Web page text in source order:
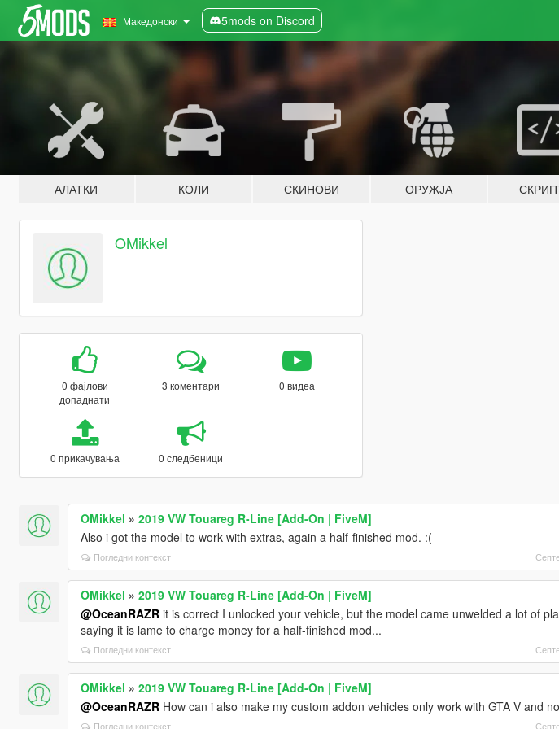
Македонски 5mods on Discord
АЛАТКИ КОЛИ СКИНОВИ ОРУЖЈА
OMikkel
0 фајлови
допаднати
3 коментари 0 видеа
0 прикачувања 0 следбеници
OMikkel » 2019 VW Touareg R-Line [Add-On | FiveM]
Also i got the model to work with extras, again a half-finished mod. :(
Погледни контекст
OMikkel » 2019 VW Touareg R-Line [Add-On | FiveM]
@OceanRAZRit is correct I unlocked your vehicle, but the model came unwelded a lot of
saying it is lame to charge money for a half-finished mod...
Погледни контекст
OMikkel » 2019 VW Touareg R-Line [Add-On | FiveM]
@OceanRAZRHow can i also make my custom addon vehicles only work with GTA V and
Погледни контекст